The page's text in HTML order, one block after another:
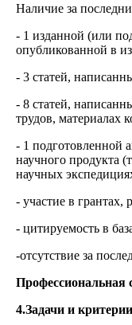
Наличие за
- 1 изданной (или
опубликованной в
- 3 статей,
- 8 статей,
трудов, материалах
- 1 подготовленной
научного продукта
научных
- участие в грантах,
- цитируемость в
-отсутствие за
Профессиональная
4.Задачи и